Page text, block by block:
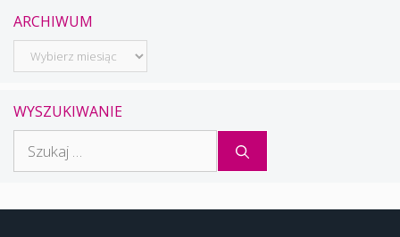
ARCHIWUM
Archiwum
WYSZUKIWANIE